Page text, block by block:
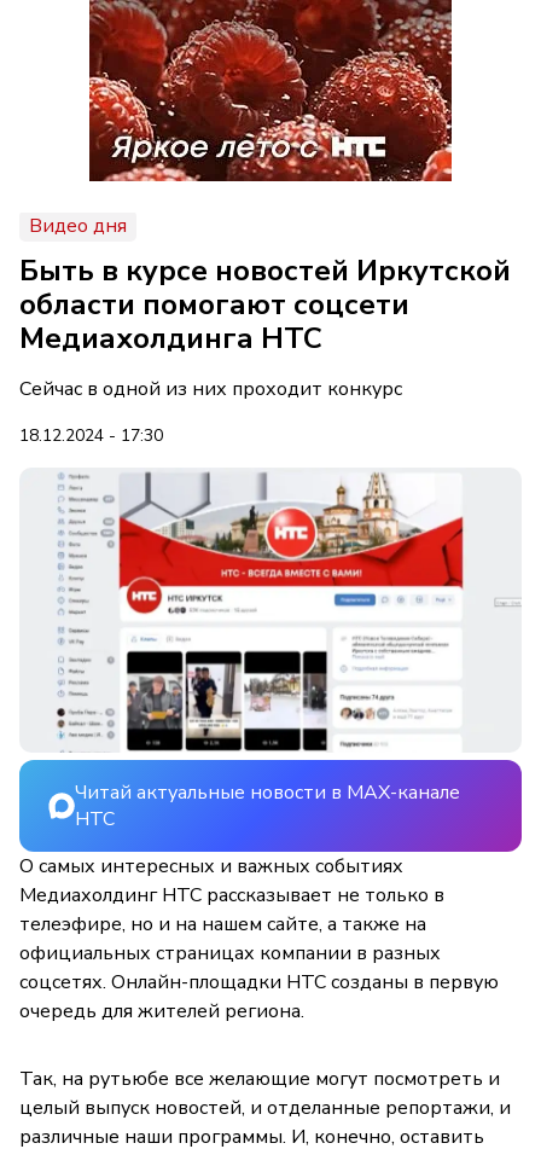
Видео дня
Быть в курсе новостей Иркутской
области помогают соцсети
Медиахолдинга НТС
Сейчас в одной из них проходит конкурс
18.12.2024 - 17:30
Читай актуальные новости в MAX-канале
НТС
О самых интересных и важных событиях
Медиахолдинг НТС рассказывает не только в
телеэфире, но и на нашем сайте, а также на
официальных страницах компании в разных
соцсетях. Онлайн-площадки НТС созданы в первую
очередь для жителей региона.
Так, на рутьюбе все желающие могут посмотреть и
целый выпуск новостей, и отделанные репортажи, и
различные наши программы. И, конечно, оставить